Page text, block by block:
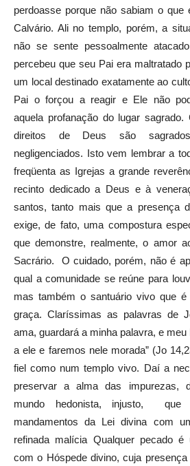
perdoasse porque não sabiam o que
Calvário. Ali no templo, porém, a
não se sente pessoalmente
percebeu que seu Pai era maltratado
um local destinado exatamente ao
Pai o forçou a reagir e Ele não
aquela profanação do lugar
direitos de Deus são
negligenciados. Isto vem lembrar a
freqüenta as Igrejas a grande
recinto dedicado a Deus e à
santos, tanto mais que a presença
exige, de fato, uma compostura
que demonstre, realmente, o amor
Sacrário. O cuidado, porém, não é
qual a comunidade se reúne para
mas também o santuário vivo que
graça. Claríssimas as palavras de
ama, guardará a minha palavra, e
a ele e faremos nele morada” (Jo
fiel como num templo vivo. Daí a
preservar a alma das impurezas,
mundo hedonista, injusto, que
mandamentos da Lei divina com
refinada malícia Qualquer pecado é
com o Hóspede divino, cuja